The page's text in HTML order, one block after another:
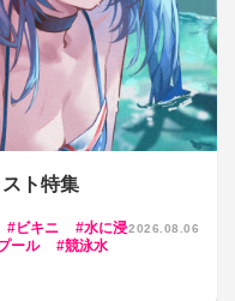
ト特集
ビキニ
水に浸
ール
競泳水
2026.08.06